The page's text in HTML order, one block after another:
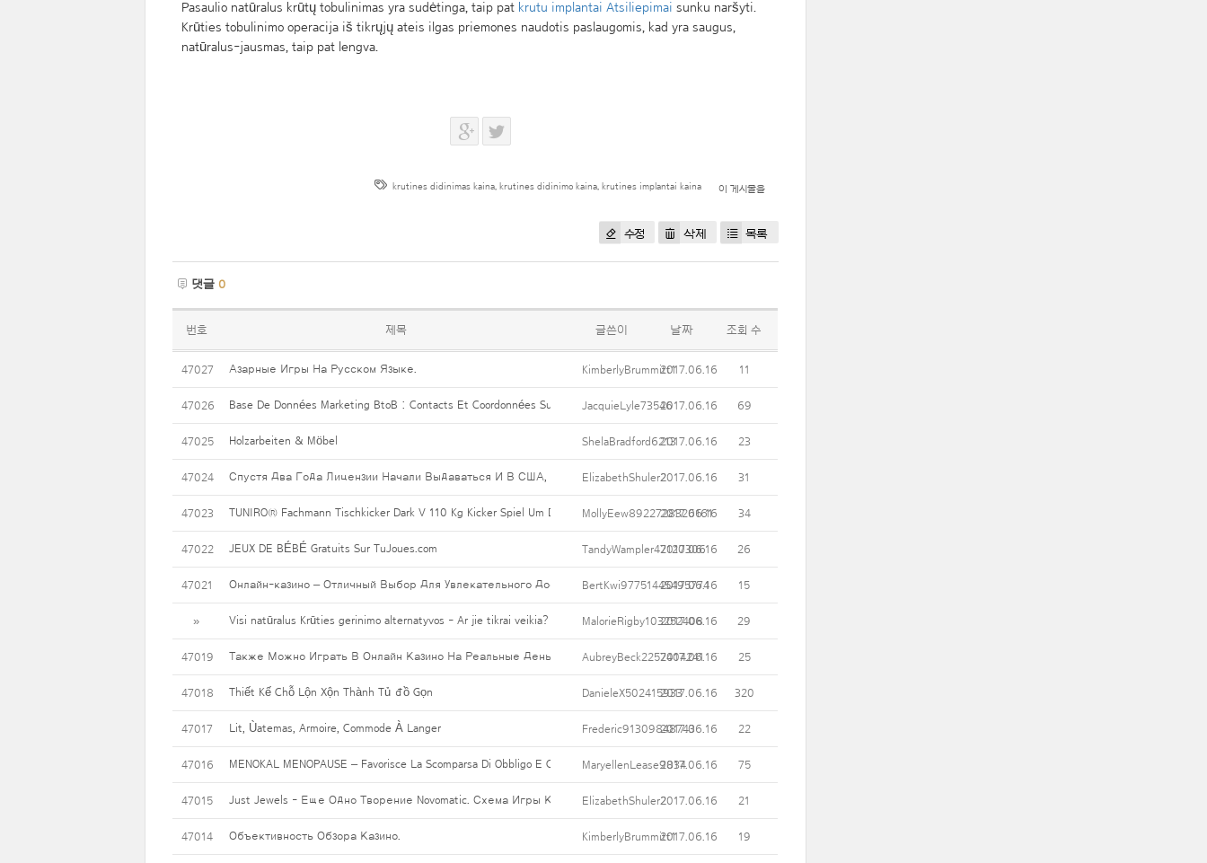
Pasaulio natūralus krūtų tobulinimas yra sudėtinga, taip pat krutu implantai Atsiliepimai sunku naršyti.
Krūties tobulinimo operacija iš tikrųjų ateis ilgas priemones naudotis paslaugomis, kad yra saugus,
natūralus-jausmas, taip pat lengva.
krutines didinimas kaina, krutines didinimo kaina, krutines implantai kaina 이 게시물을
수정 삭제 목록
댓글 0
번호 제목 글쓴이 날짜 조회 수
47027 Азарные Игры На Русском Языке. KimberlyBrummitt12017.06.16 11
47026 Base De Données Marketing BtoB : Contacts Et Coordonnées Suivantes : Surnom De La Société Ou Nom Et Prénom, Adresse, Ville, Téléphone, Fax, Email, Tel Portable. Personnalisez,
JacquieLyle735462017.06.16 69
47025 Holzarbeiten & Möbel ShelaBradford62132017.06.16 23
47024 Спустя Два Года Лицензии Начали Выдаваться И В США, Созданной Там Комиссией KGC (Kahnawake Gaming Commission), Но До Начала 2000-х Игорный Бизнес В Сети Все
ElizabethShuler22017.06.16 31
47023 TUNIRO® Fachmann Tischkicker Dark V 110 Kg Kicker Spiel Um Das Runde LederMollyEew8922728326161
2017.06.16 34
47022 JEUX DE BÉBÉ Gratuits Sur TuJoues.com TandyWampler47120306
2017.06.16 26
47021 Онлайн-казино – Отличный Выбор Для Увлекательного Досуга. BertKwi97751445495774
2017.06.16 15
» Visi natūralus Krūties gerinimo alternatyvos - Ar jie tikrai veikia? MalorieRigby103252408
2017.06.16 29
47019 Также Можно Играть В Онлайн Казино На Реальные Деньги Без Вложений, Приняв Участие В Бесплатных Турнирах. Сейчас Практически На Каждом Сайте Из Нашего
AubreyBeck2257404241
2017.06.16 25
47018 Thiết Kế Chỗ Lộn Xộn Thành Tủ đồ Gọn DanieleX5024159332017.06.16 320
47017 Lit, Ùatemas, Armoire, Commode À Langer Frederic91309848743
2017.06.16 22
47016 MENOKAL MENOPAUSE – Favorisce La Scomparsa Di Obbligo E Contrasta I Disturbi Tipici Della Menopausa
MaryellenLease98342017.06.16 75
47015 Just Jewels - Еще Одно Творение Novomatic. Схема Игры Классическая, А Вот Исполнение У Нее Весьма Изысканное. Россыпи Драгоценностей И Бриллиантов Способны,
ElizabethShuler22017.06.16 21
47014 Объективность Обзора Казино. KimberlyBrummitt12017.06.16 19